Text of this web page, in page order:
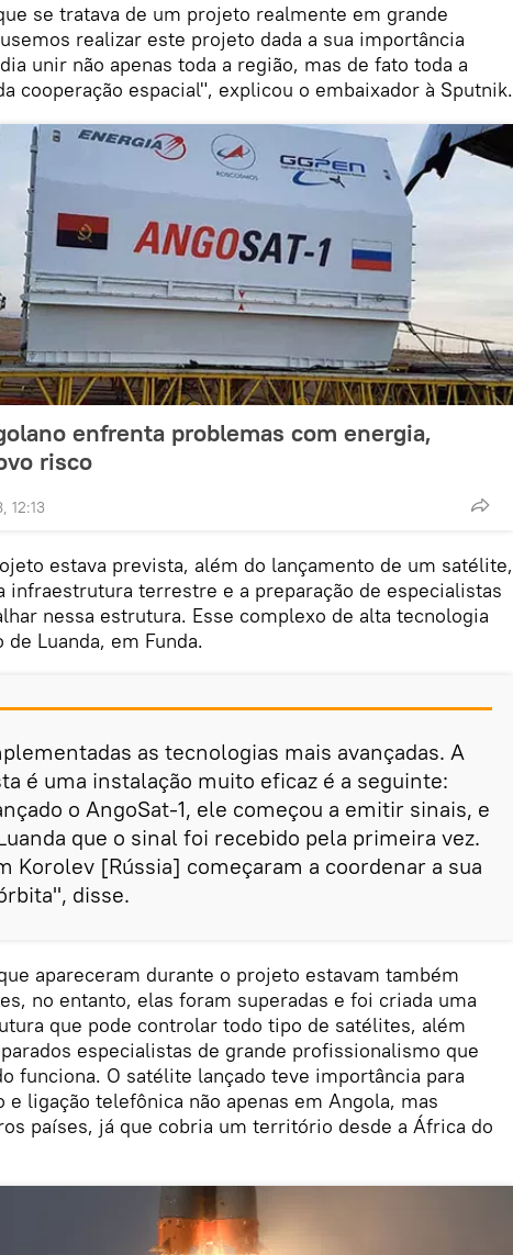
se tratava de um projeto realmente em grande
realizar este projeto dada a sua importância
unir não apenas toda a região, mas de fato toda a
cooperação espacial", explicou o embaixador à Sputnik.
enfrenta problemas com energia,
risco
12:13
estava prevista, além do lançamento de um satélite,
infraestrutura terrestre e a preparação de especialistas
nessa estrutura. Esse complexo de alta tecnologia
Luanda, em Funda.
as tecnologias mais avançadas. A
é uma instalação muito eficaz é a seguinte:
o AngoSat-1, ele começou a emitir sinais, e
que o sinal foi recebido pela primeira vez.
Korolev [Rússia] começaram a coordenar a sua
disse.
apareceram durante o projeto estavam também
no entanto, elas foram superadas e foi criada uma
que pode controlar todo tipo de satélites, além
especialistas de grande profissionalismo que
funciona. O satélite lançado teve importância para
e ligação telefônica não apenas em Angola, mas
países, já que cobria um território desde a África do